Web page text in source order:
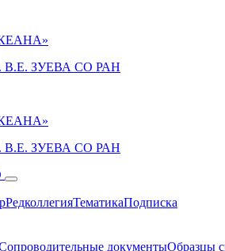
ЗУЕВА СО РАН
В.Е. ЗУЕВА СО РАН
РедколлегияТематикаПодписка
документыОбразцы